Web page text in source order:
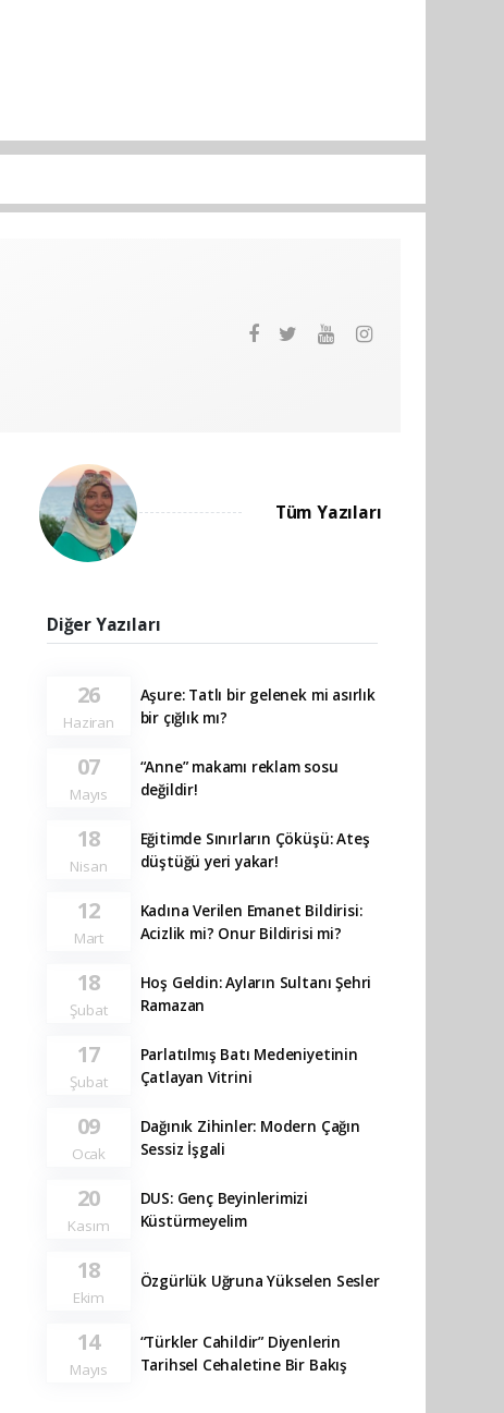
Tüm Yazıları
Diğer Yazıları
26
Haziran
Aşure: Tatlı bir gelenek mi asırlık
bir çığlık mı?
07
Mayıs
“Anne” makamı reklam sosu
değildir!
18
Nisan
Eğitimde Sınırların Çöküşü: Ateş
düştüğü yeri yakar!
12
Mart
Kadına Verilen Emanet Bildirisi:
Acizlik mi? Onur Bildirisi mi?
18
Şubat
Hoş Geldin: Ayların Sultanı Şehri
Ramazan
17
Şubat
Parlatılmış Batı Medeniyetinin
Çatlayan Vitrini
09
Ocak
Dağınık Zihinler: Modern Çağın
Sessiz İşgali
20
Kasım
DUS: Genç Beyinlerimizi
Küstürmeyelim
18
Ekim
Özgürlük Uğruna Yükselen Sesler
14
Mayıs
“Türkler Cahildir” Diyenlerin
Tarihsel Cehaletine Bir Bakış